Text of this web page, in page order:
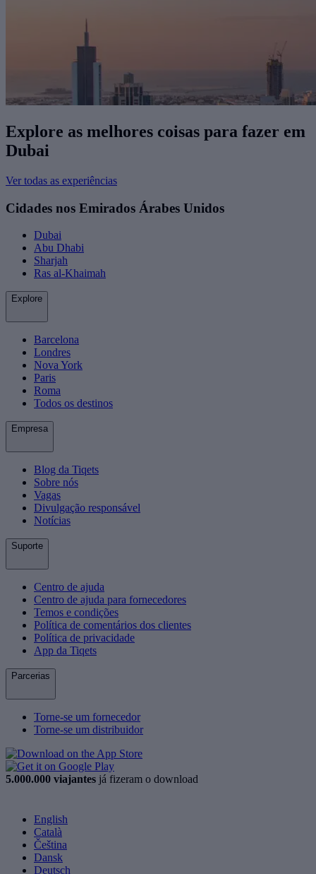
Explore as melhores coisas para fazer ​em
Dubai
Ver todas as experiências
Cidades nos Emirados Árabes Unidos
Dubai
Abu Dhabi
Sharjah
Ras al-Khaimah
Explore
Barcelona
Londres
Nova York
Paris
Roma
Todos os destinos
Empresa
Blog da Tiqets
Sobre nós
Vagas
Divulgação responsável
Notícias
Suporte
Centro de ajuda
Centro de ajuda para fornecedores
Temos e condições
Política de comentários dos clientes
Política de privacidade
App da Tiqets
Parcerias
Torne-se um fornecedor
Torne-se um distribuidor
5.000.000 viajantes já fizeram o download
English
Català
Čeština
Dansk
Deutsch